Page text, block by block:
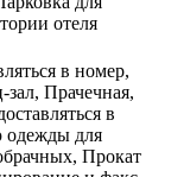
отеля
в номер,
Прачечная,
в
одежды для
Прокат